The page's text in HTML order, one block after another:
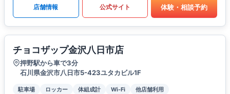
店舗情報 公式サイト 体験・相談予約
チョコザップ金沢八日市店
押野駅から車で3分
石川県金沢市八日市5-423ユタカビル1F
駐車場 ロッカー 体組成計 Wi-Fi 他店舗利用